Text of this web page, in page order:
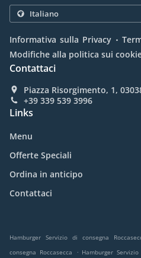
Informativa sulla Privacy .
Modifiche alla politica sui
Contattaci
Piazza Risorgimento, 1,
+39 339 539 3996
Links
Menu
Offerte Speciali
Ordina in anticipo
Contattaci
Hamburger Servizio di consegna
consegna Roccasecca
. Hamburger